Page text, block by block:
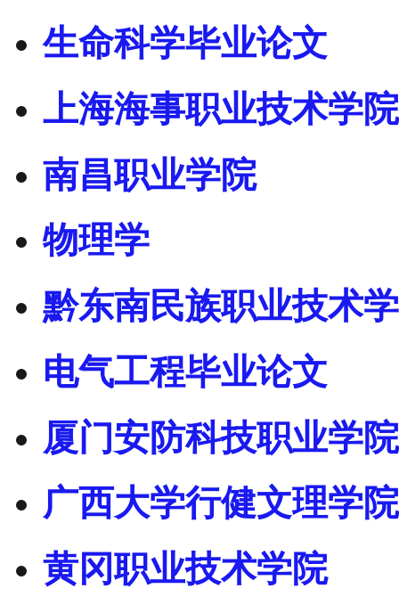
生命科学毕业论文
上海海事职业技术学院
南昌职业学院
物理学
黔东南民族职业技术
电气工程毕业论文
厦门安防科技职业学院
广西大学行健文理学院
黄冈职业技术学院